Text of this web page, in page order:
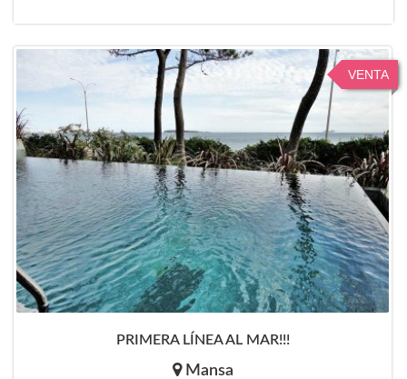
VENTA
PRIMERA LÍNEA AL MAR!!!
Mansa